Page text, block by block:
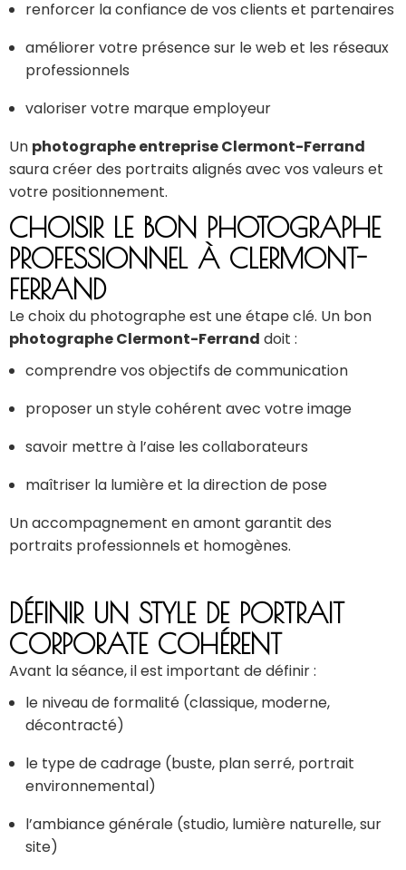
renforcer la confiance de vos clients et partenaires
améliorer votre présence sur le web et les réseaux
professionnels
valoriser votre marque employeur
Un photographe entreprise Clermont-Ferrand
saura créer des portraits alignés avec vos valeurs et
votre positionnement.
CHOISIR LE BON PHOTOGRAPHE
PROFESSIONNEL À CLERMONT-
FERRAND
Le choix du photographe est une étape clé. Un bon
photographe Clermont-Ferrand doit :
comprendre vos objectifs de communication
proposer un style cohérent avec votre image
savoir mettre à l’aise les collaborateurs
maîtriser la lumière et la direction de pose
Un accompagnement en amont garantit des
portraits professionnels et homogènes.
DÉFINIR UN STYLE DE PORTRAIT
CORPORATE COHÉRENT
Avant la séance, il est important de définir :
le niveau de formalité (classique, moderne,
décontracté)
le type de cadrage (buste, plan serré, portrait
environnemental)
l’ambiance générale (studio, lumière naturelle, sur
site)